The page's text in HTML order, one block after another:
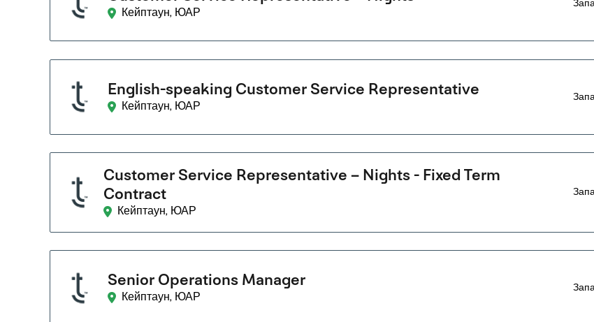
Кейптаун, ЮАР
English-speaking Customer Service Representative
Кейптаун, ЮАР
Customer Service Representative – Nights - Fixed Term
Contract
Кейптаун, ЮАР
Senior Operations Manager
Кейптаун, ЮАР